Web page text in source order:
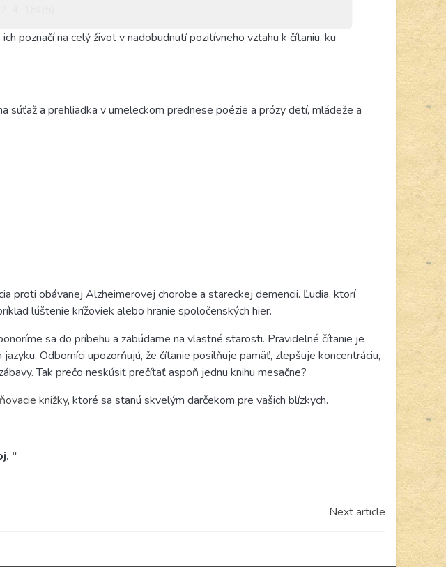
4. 1805).
poznačí na celý život v nadobudnutí pozitívneho vzťahu k čítaniu, ku
súťaž a prehliadka v umeleckom prednese poézie a prózy detí, mládeže a
proti obávanej Alzheimerovej chorobe a stareckej demencii. Ľudia, ktorí
lúštenie krížoviek alebo hranie spoločenských hier.
sa do príbehu a zabúdame na vlastné starosti. Pravidelné čítanie je
Odborníci upozorňujú, že čítanie posilňuje pamäť, zlepšuje koncentráciu,
Tak prečo neskúsiť prečítať aspoň jednu knihu mesačne?
knižky, ktoré sa stanú skvelým darčekom pre vašich blízkych.
"
Next article